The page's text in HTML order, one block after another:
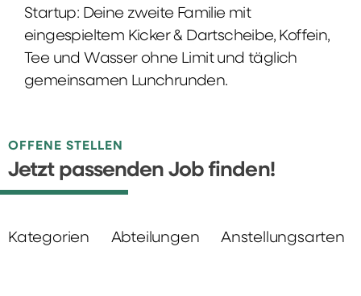
Startup: Deine zweite Familie mit
eingespieltem Kicker & Dartscheibe, Koffein,
Tee und Wasser ohne Limit und täglich
gemeinsamen Lunchrunden.
OFFENE STELLEN
Jetzt passenden Job finden!
Kategorien Abteilungen Anstellungsarten